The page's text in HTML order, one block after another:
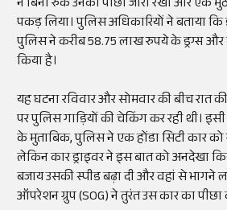
ने बिना रुके उनका पीछा जारी रखा और एक
पकड़ लिया। पुलिस अधिकारियों ने बताया कि
पुलिस ने करीब 58.75 लाख रुपये के ड्रग्स और
किया है।
यह घटना रविवार और सोमवार की बीच रात
पर पुलिस गाड़ियों की चेकिंग कर रही थी।
के मुताबिक, पुलिस ने एक होंडा सिटी कार
लेकिन कार ड्राइवर ने इस बात को अनदेखा
बजाय उसकी स्पीड बढ़ा दी और वहां से
ऑपरेशन ग्रुप (SOG) ने तुरंत उस कार का